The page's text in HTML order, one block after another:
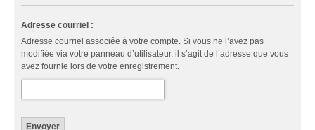
Adresse courriel :
Adresse courriel associée à votre compte. Si vous ne l’avez pas
modifiée via votre panneau d’utilisateur, il s’agit de l’adresse que vous
avez fournie lors de votre enregistrement.